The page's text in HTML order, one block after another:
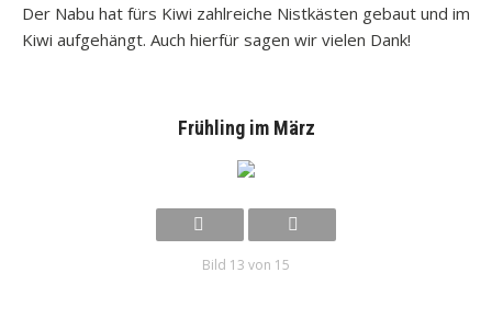
Der Nabu hat fürs Kiwi zahlreiche Nistkästen gebaut und im
Kiwi aufgehängt. Auch hierfür sagen wir vielen Dank!
Frühling im März
Bild 13 von 15